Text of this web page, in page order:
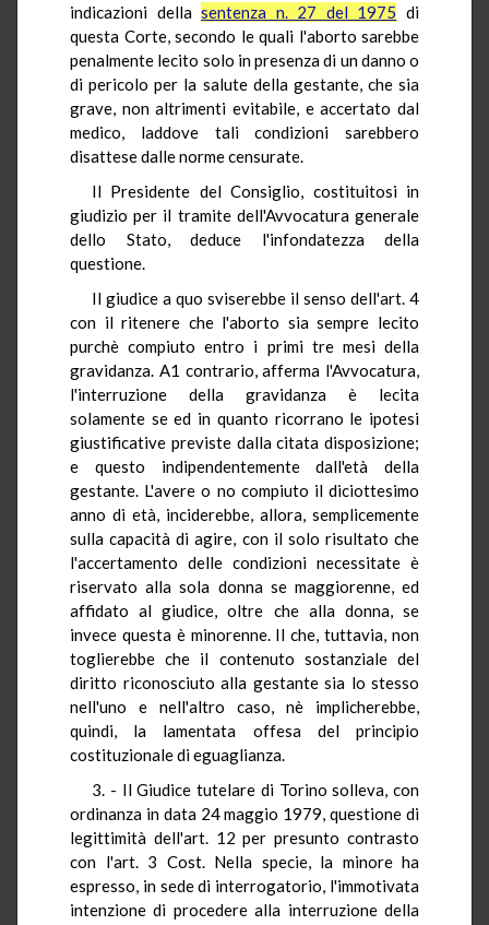
indicazioni dellasentenza n. 27 del 1975 di
questa Corte, secondo le quali l'aborto sarebbe
penalmente lecito solo in presenza di un danno o
di pericolo per la salute della gestante, che sia
grave, non altrimenti evitabile, e accertato dal
medico, laddove tali condizioni sarebbero
disattese dalle norme censurate.
Il Presidente del Consiglio, costituitosi in
giudizio per il tramite dell'Avvocatura generale
dello Stato, deduce l'infondatezza della
questione.
Il giudice a quo sviserebbe il senso dell'art. 4
con il ritenere che l'aborto sia sempre lecito
purchè compiuto entro i primi tre mesi della
gravidanza. A1 contrario, afferma l'Avvocatura,
l'interruzione della gravidanza è lecita
solamente se ed in quanto ricorrano le ipotesi
giustificative previste dalla citata disposizione;
e questo indipendentemente dall'età della
gestante. L'avere o no compiuto il diciottesimo
anno di età, inciderebbe, allora, semplicemente
sulla capacità di agire, con il solo risultato che
l'accertamento delle condizioni necessitate è
riservato alla sola donna se maggiorenne, ed
affidato al giudice, oltre che alla donna, se
invece questa è minorenne. Il che, tuttavia, non
toglierebbe che il contenuto sostanziale del
diritto riconosciuto alla gestante sia lo stesso
nell'uno e nell'altro caso, nè implicherebbe,
quindi, la lamentata offesa del principio
costituzionale di eguaglianza.
3. - Il Giudice tutelare di Torino solleva, con
ordinanza in data 24 maggio 1979, questione di
legittimità dell'art. 12 per presunto contrasto
con l'art. 3 Cost. Nella specie, la minore ha
espresso, in sede di interrogatorio, l'immotivata
intenzione di procedere alla interruzione della